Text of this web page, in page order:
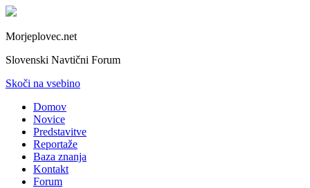
Morjeplovec.net
Slovenski Navtični Forum
Skoči na vsebino
Domov
Novice
Predstavitve
Reportaže
Baza znanja
Kontakt
Forum